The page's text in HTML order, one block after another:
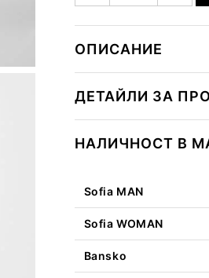
ОПИСАНИЕ
ДЕТАЙЛИ ЗА
НАЛИЧНОСТ В
Sofia MAN
Sofia WOMAN
Bansko